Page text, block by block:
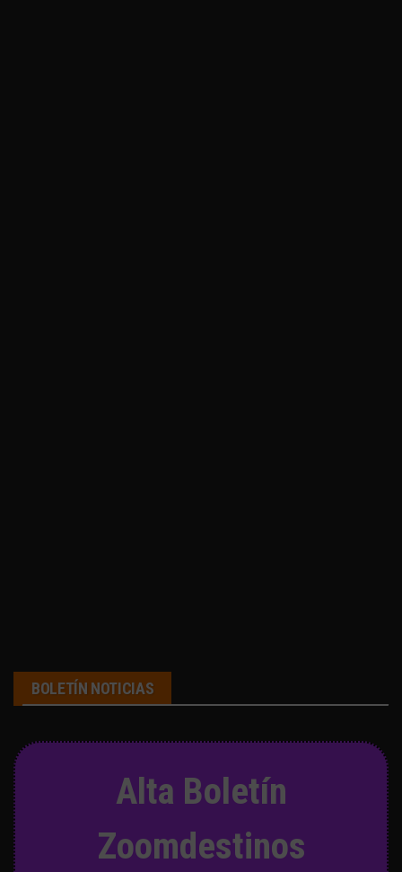
BOLETÍN NOTICIAS
Alta Boletín
Zoomdestinos